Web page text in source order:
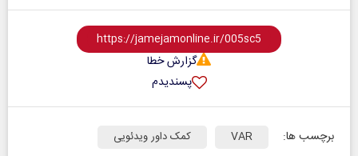
گزارش خطا
پسندیدم
برچسب ها: VAR
کمک داور ویدئویی